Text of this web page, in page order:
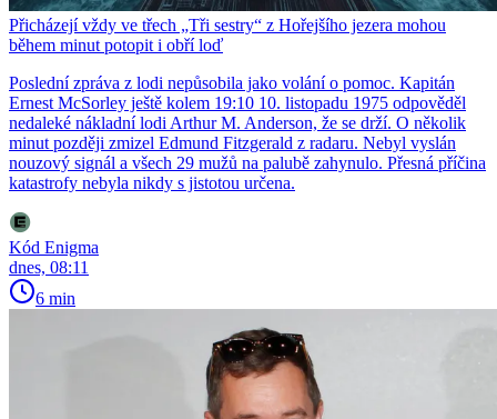
Přicházejí vždy ve třech „Tři sestry“ z Hořejšího jezera mohou
během minut potopit i obří loď
Poslední zpráva z lodi nepůsobila jako volání o pomoc. Kapitán
Ernest McSorley ještě kolem 19:10 10. listopadu 1975 odpověděl
nedaleké nákladní lodi Arthur M. Anderson, že se drží. O několik
minut později zmizel Edmund Fitzgerald z radaru. Nebyl vyslán
nouzový signál a všech 29 mužů na palubě zahynulo. Přesná příčina
katastrofy nebyla nikdy s jistotou určena.
Kód Enigma
dnes, 08:11
6 min